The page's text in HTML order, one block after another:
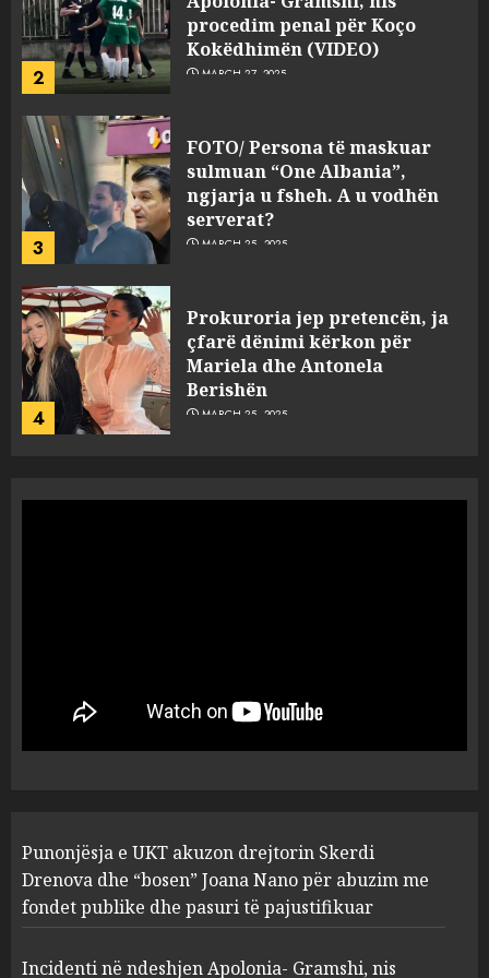
2
procedim penal për Koço
Kokëdhimën (VIDEO)
MARCH 27, 2025
3
FOTO/ Persona të maskuar
sulmuan “One Albania”,
ngjarja u fsheh. A u vodhën
serverat?
MARCH 25, 2025
4
Prokuroria jep pretencën, ja
çfarë dënimi kërkon për
Mariela dhe Antonela
Berishën
MARCH 25, 2025
1
“bosen” Joana Nano për
abuzim me fondet publike dhe
pasuri të pajustifikuar
2
Apolonia- Gramshi, nis
procedim penal për Koço
Kokëdhimën (VIDEO)
MARCH 27, 2025
Punonjësja e UKT akuzon drejtorin Skerdi
Drenova dhe “bosen” Joana Nano për abuzim me
fondet publike dhe pasuri të pajustifikuar
Incidenti në ndeshjen Apolonia- Gramshi, nis